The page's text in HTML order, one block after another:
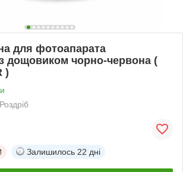
для фотоапарата
дощовиком чорно-червона (
)
Роздріб
Залишилось 22 дні